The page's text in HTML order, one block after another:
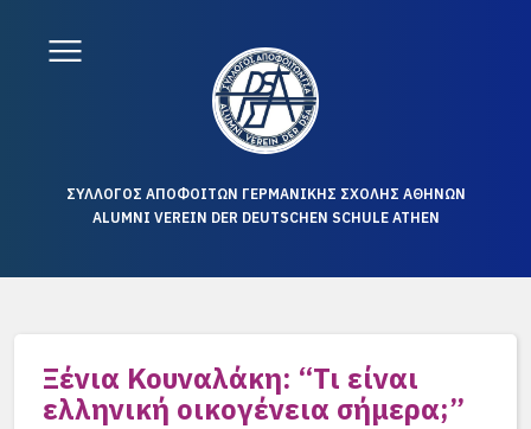
ΣΥΛΛΟΓΟΣ ΑΠΟΦΟΙΤΩΝ ΓΕΡΜΑΝΙΚΗΣ ΣΧΟΛΗΣ ΑΘΗΝΩΝ
ALUMNI VEREIN DER DEUTSCHEN SCHULE ATHEN
Ξένια Κουναλάκη: “Τι είναι
ελληνική οικογένεια σήμερα;”